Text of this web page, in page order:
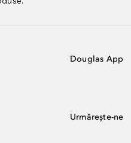
Douglas App
Urmărește-ne